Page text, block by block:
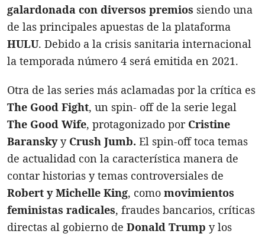
galardonada con diversos premios siendo una
de las principales apuestas de la plataforma
HULU. Debido a la crisis sanitaria internacional
la temporada número 4 será emitida en 2021.
Otra de las series más aclamadas por la crítica es
The Good Fight, un spin- off de la serie legal
The Good Wife, protagonizado por Cristine
Baranskyy Crush Jumb. El spin-off toca temas
de actualidad con la característica manera de
contar historias y temas controversiales de
Robert y Michelle King, como movimientos
feministas radicales, fraudes bancarios, críticas
directas al gobierno de Donald Trump y los